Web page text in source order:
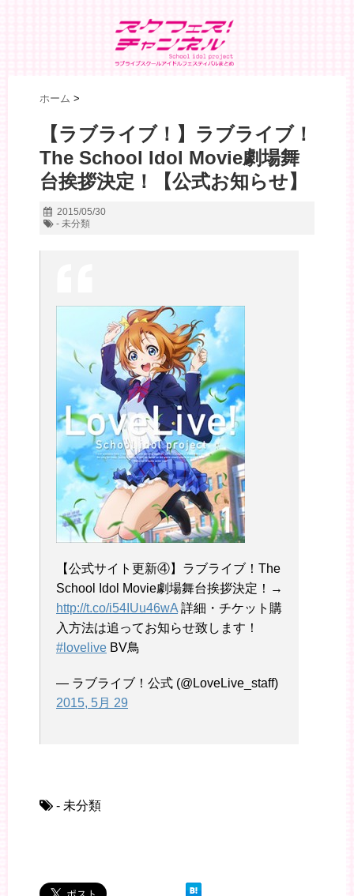
ホーム >
【ラブライブ！】ラブライブ！
The School Idol Movie劇場舞
台挨拶決定！【公式お知らせ】
2015/05/30
- 未分類
【公式サイト更新④】ラブライブ！The
School Idol Movie劇場舞台挨拶決定！→
http://t.co/i54IUu46wA 詳細・チケット購
入方法は追ってお知らせ致します！
#lovelive BV鳥
— ラブライブ！公式 (@LoveLive_staff)
2015, 5月 29
- 未分類